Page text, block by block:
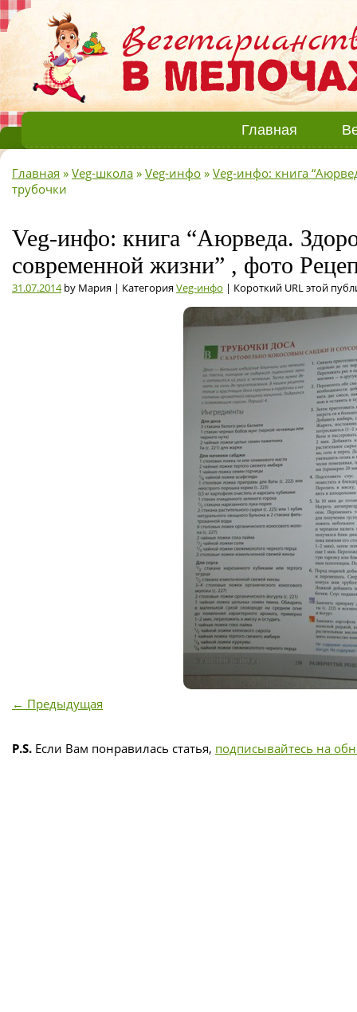
Главная
Главная » Veg-школа » Veg-инфо » Veg-инфо: книга
трубочки
Veg-инфо: книга “Аюрведа.
современной жизни” , фото
31.07.2014by Мария | КатегорияVeg-инфо | Короткий URL этой
← Предыдущая
P.S. Если Вам понравилась статья, подписывайтесь на